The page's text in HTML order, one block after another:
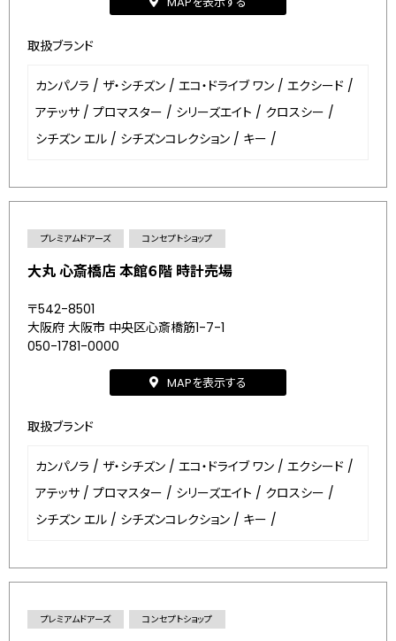
取扱ブランド
カンパノラ / ザ・シチズン / エコ・ドライブ ワン / エクシード /
アテッサ / プロマスター / シリーズエイト / クロスシー /
シチズン エル / シチズンコレクション / キー /
プレミアムドアーズ コンセプトショップ
大丸 心斎橋店 本館６階 時計売場
〒542-8501
大阪府 大阪市 中央区心斎橋筋1-7-1
050-1781-0000
MAPを表示する
取扱ブランド
カンパノラ / ザ・シチズン / エコ・ドライブ ワン / エクシード /
アテッサ / プロマスター / シリーズエイト / クロスシー /
シチズン エル / シチズンコレクション / キー /
プレミアムドアーズ コンセプトショップ